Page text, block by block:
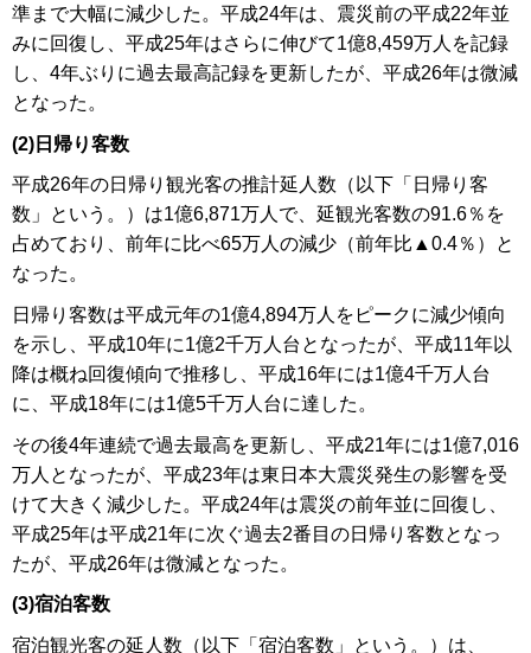
準まで大幅に減少した。平成24年は、震災前の平成22年並
みに回復し、平成25年はさらに伸びて1億8,459万人を記録
し、4年ぶりに過去最高記録を更新したが、平成26年は微減
となった。
(2)日帰り客数
平成26年の日帰り観光客の推計延人数（以下「日帰り客
数」という。）は1億6,871万人で、延観光客数の91.6％を
占めており、前年に比べ65万人の減少（前年比▲0.4％）と
なった。
日帰り客数は平成元年の1億4,894万人をピークに減少傾向
を示し、平成10年に1億2千万人台となったが、平成11年以
降は概ね回復傾向で推移し、平成16年には1億4千万人台
に、平成18年には1億5千万人台に達した。
その後4年連続で過去最高を更新し、平成21年には1億7,016
万人となったが、平成23年は東日本大震災発生の影響を受
けて大きく減少した。平成24年は震災の前年並に回復し、
平成25年は平成21年に次ぐ過去2番目の日帰り客数となっ
たが、平成26年は微減となった。
(3)宿泊客数
宿泊観光客の延人数（以下「宿泊客数」という。）は、